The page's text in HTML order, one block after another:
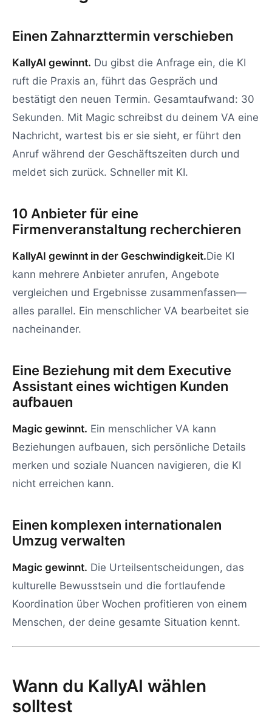
Einen Zahnarzttermin verschieben
KallyAI gewinnt. Du gibst die Anfrage ein, die KI
ruft die Praxis an, führt das Gespräch und
bestätigt den neuen Termin. Gesamtaufwand: 30
Sekunden. Mit Magic schreibst du deinem VA eine
Nachricht, wartest bis er sie sieht, er führt den
Anruf während der Geschäftszeiten durch und
meldet sich zurück. Schneller mit KI.
10 Anbieter für eine
Firmenveranstaltung recherchieren
KallyAI gewinnt in der Geschwindigkeit.Die KI
kann mehrere Anbieter anrufen, Angebote
vergleichen und Ergebnisse zusammenfassen—
alles parallel. Ein menschlicher VA bearbeitet sie
nacheinander.
Eine Beziehung mit dem Executive
Assistant eines wichtigen Kunden
aufbauen
Magic gewinnt. Ein menschlicher VA kann
Beziehungen aufbauen, sich persönliche Details
merken und soziale Nuancen navigieren, die KI
nicht erreichen kann.
Einen komplexen internationalen
Umzug verwalten
Magic gewinnt. Die Urteilsentscheidungen, das
kulturelle Bewusstsein und die fortlaufende
Koordination über Wochen profitieren von einem
Menschen, der deine gesamte Situation kennt.
Wann du KallyAI wählen
solltest